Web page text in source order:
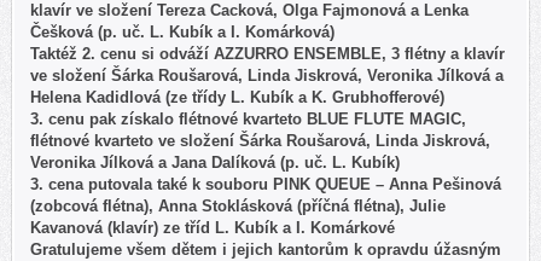
klavír ve složení Tereza Cacková, Olga Fajmonová a Lenka
Češková (p. uč. L. Kubík a I. Komárková)
Taktéž 2. cenu si odváží AZZURRO ENSEMBLE, 3 flétny a klavír
ve složení Šárka Roušarová, Linda Jiskrová, Veronika Jílková a
Helena Kadidlová (ze třídy L. Kubík a K. Grubhofferové)
3. cenu pak získalo flétnové kvarteto BLUE FLUTE MAGIC,
flétnové kvarteto ve složení Šárka Roušarová, Linda Jiskrová,
Veronika Jílková a Jana Dalíková (p. uč. L. Kubík)
3. cena putovala také k souboru PINK QUEUE – Anna Pešinová
(zobcová flétna), Anna Stoklásková (příčná flétna), Julie
Kavanová (klavír) ze tříd L. Kubík a I. Komárkové
Gratulujeme všem dětem i jejich kantorům k opravdu úžasným